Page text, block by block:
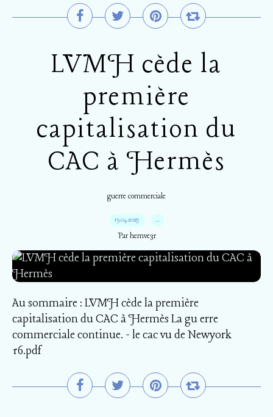
LVMH cède la
première
capitalisation du
CAC à Hermès
guerre commerciale
19.04.2025 …
Par hemve31
Au sommaire : LVMH cède la première
capitalisation du CAC à Hermès La gu erre
commerciale continue. - le cac vu de Newyork
16.pdf